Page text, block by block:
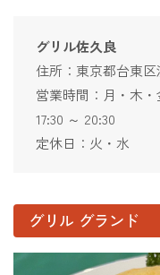
グリル佐久良
住所：東京都台東
営業時間：月・木・
17:30 ～ 20:30
定休日：火・水
グリル グランド